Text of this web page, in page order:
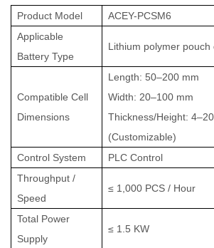
Product Model
ACEY-PCSM6
Applicable
Battery Type
Lithium polymer pouch
Compatible Cell
Dimensions
Length: 50–200 mm
Width: 20–100 mm
Thickness/Height:
(Customizable)
Control System
PLC Control
Throughput /
Speed
≤ 1,000 PCS / Hour
Total Power
Supply
≤ 1.5 KW